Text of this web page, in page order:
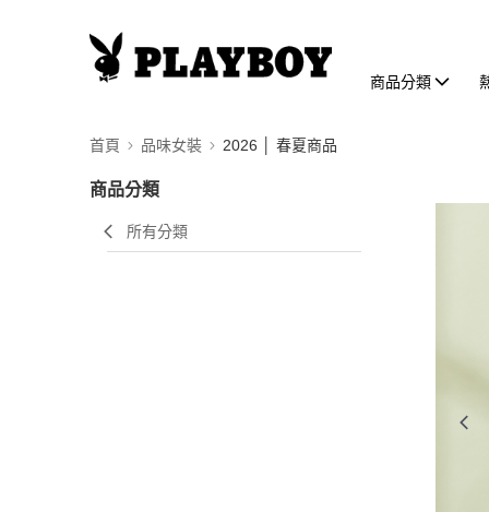
商品分類
首頁 品味女裝 2026 │ 春夏商品
商品分類
所有分類